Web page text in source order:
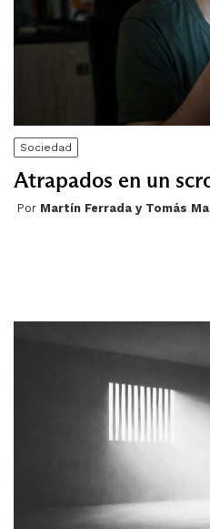
Sociedad
Atrapados en un
Por Martín Ferrada y Tomás